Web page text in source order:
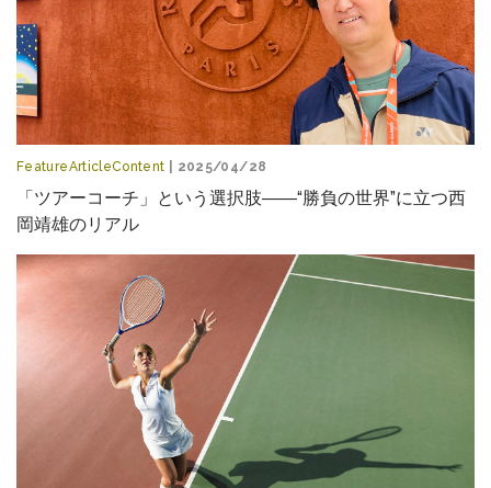
FeatureArticleContent | 2025/04/28
「ツアーコーチ」という選択肢――“勝負の世界”に立つ西
岡靖雄のリアル